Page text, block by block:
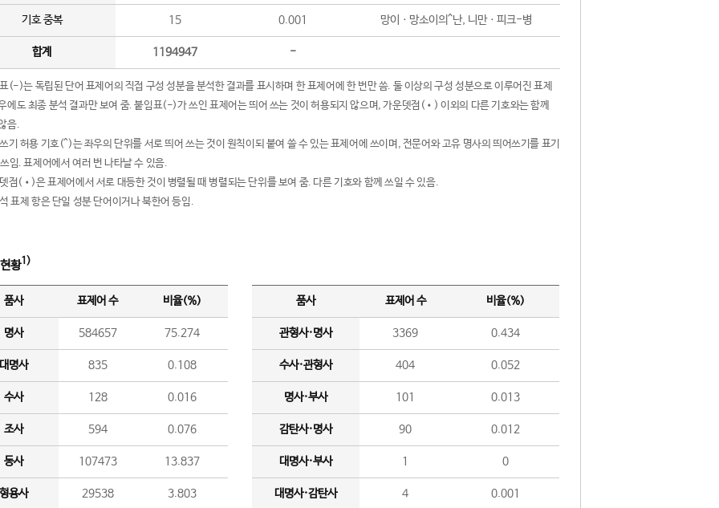
기호 중복 15 0.001 망이ㆍ망소이의^난, 니만ㆍ피크-병
합계 1194947 -
(-)는 독립된 단어 표제어의 직접 구성 성분을 분석한 결과를 표시하며 한 표제어에 한 번만 씀. 둘 이상의 구성 성분으로 이루어진 표제
에도 최종 분석 결과만 보여 줌. 붙임표(-)가 쓰인 표제어는 띄어 쓰는 것이 허용되지 않으며, 가운뎃점(•) 이외의 다른 기호와는 함께
음.
기 허용 기호(^)는 좌우의 단위를 서로 띄어 쓰는 것이 원칙이되 붙여 쓸 수 있는 표제어에 쓰이며, 전문어와 고유 명사의 띄어쓰기를 표기
임. 표제어에서 여러 번 나타날 수 있음.
점(•)은 표제어에서 서로 대등한 것이 병렬될 때 병렬되는 단위를 보여 줌. 다른 기호와 함께 쓰일 수 있음.
표제 항은 단일 성분 단어이거나 북한어 등임.
황1)
품사 표제어 수 비율(%)
명사 584657 75.274
명사 835 0.108
수사 128 0.016
조사 594 0.076
동사 107473 13.837
용사 29538 3.803
품사 표제어 수 비율(%)
관형사·명사 3369 0.434
수사·관형사 404 0.052
명사·부사 101 0.013
감탄사·명사 90 0.012
대명사·부사 1 0
대명사·감탄사 4 0.001